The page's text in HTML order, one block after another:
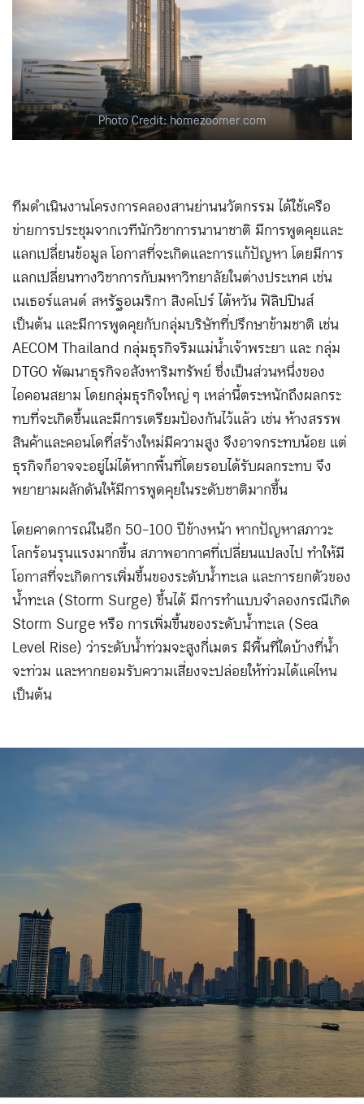
Photo Credit: homezoomer.com
ทีมดำเนินงานโครงการคลองสานย่านนวัตกรรม ได้ใช้เครือ
ข่ายการประชุมจากเวทีนักวิชาการนานาชาติ มีการพูดคุยและ
แลกเปลี่ยนข้อมูล โอกาสที่จะเกิดและการแก้ปัญหา โดยมีการ
แลกเปลี่ยนทางวิชาการกับมหาวิทยาลัยในต่างประเทศ เช่น
เนเธอร์แลนด์ สหรัฐอเมริกา สิงคโปร์ ไต้หวัน ฟิลิปปินส์
เป็นต้น และมีการพูดคุยกับกลุ่มบริษัทที่ปรึกษาข้ามชาติ เช่น
AECOM Thailand กลุ่มธุรกิจริมแม่น้ำเจ้าพระยา และ กลุ่ม
DTGO พัฒนาธุรกิจอสังหาริมทรัพย์ ซึ่งเป็นส่วนหนึ่งของ
ไอคอนสยาม โดยกลุ่มธุรกิจใหญ่ ๆ เหล่านี้ตระหนักถึงผลกระ
ทบที่จะเกิดขึ้นและมีการเตรียมป้องกันไว้แล้ว เช่น ห้างสรรพ
สินค้าและคอนโดที่สร้างใหม่มีความสูง จึงอาจกระทบน้อย แต่
ธุรกิจก็อาจจะอยู่ไม่ได้หากพื้นที่โดยรอบได้รับผลกระทบ จึง
พยายามผลักดันให้มีการพูดคุยในระดับชาติมากขึ้น
โดยคาดการณ์ในอีก 50-100 ปีข้างหน้า หากปัญหาสภาวะ
โลกร้อนรุนแรงมากขึ้น สภาพอากาศที่เปลี่ยนแปลงไป ทำให้มี
โอกาสที่จะเกิดการเพิ่มขึ้นของระดับน้ำทะเล และการยกตัวของ
น้ำทะเล (Storm Surge) ขึ้นได้ มีการทำแบบจำลองกรณีเกิด
Storm Surge หรือ การเพิ่มขึ้นของระดับน้ำทะเล (Sea
Level Rise) ว่าระดับน้ำท่วมจะสูงกี่เมตร มีพื้นที่ใดบ้างที่น้ำ
จะท่วม และหากยอมรับความเสี่ยงจะปล่อยให้ท่วมได้แค่ไหน
เป็นต้น